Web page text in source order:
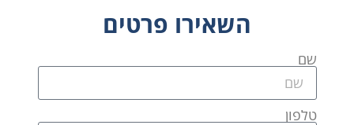
השאירו פרטים
שם
טלפון